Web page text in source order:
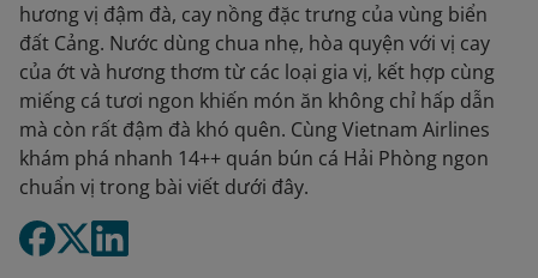
hương vị đậm đà, cay nồng đặc trưng của vùng biển
đất Cảng. Nước dùng chua nhẹ, hòa quyện với vị cay
của ớt và hương thơm từ các loại gia vị, kết hợp cùng
miếng cá tươi ngon khiến món ăn không chỉ hấp dẫn
mà còn rất đậm đà khó quên. Cùng Vietnam Airlines
khám phá nhanh 14++ quán bún cá Hải Phòng ngon
chuẩn vị trong bài viết dưới đây.